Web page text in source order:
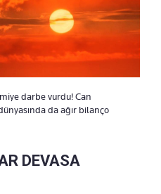
darbe vurdu! Can
da ağır bilanço
DEVASA